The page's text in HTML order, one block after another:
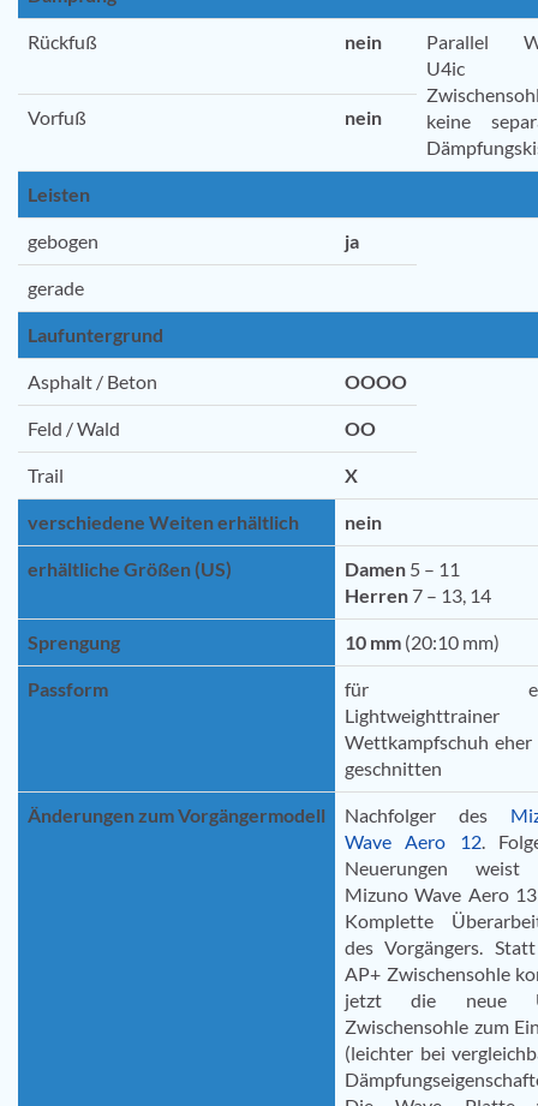
Rückfuß nein
Parallel
U4ic
keine
Vorfuß nein
Leisten
gebogen ja
gerade
Laufuntergrund
Asphalt / Beton OOOO
Feld / Wald OO
Trail X
verschiedene Weiten erhältlich nein
erhältliche Größen (US) Damen 5 – 11
Herren 7 – 13, 14
Sprengung 10 mm (20:10 mm)
Passform
für
Wettkampfschuh
geschnitten
Änderungen zum Vorgängermodell Nachfolger des
Wave Aero 12.
Neuerungen
Mizuno Wave Aero
Komplette
des Vorgängers.
AP+ Zwischensohle
jetzt die neue
Zwischensohle zum
(leichter bei